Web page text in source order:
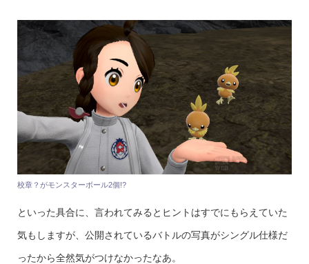
校章？がモンスターボール2個!?
といった具合に、言われてみるとヒントはすでにもらえていた
気もしますが、公開されているバトルの写真がシングル仕様だ
ったから全然気がつけなかったなあ。